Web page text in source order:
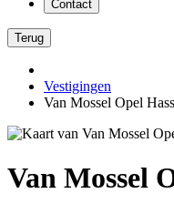
Contact
Terug
Vestigingen
Van Mossel Opel
Van Mossel